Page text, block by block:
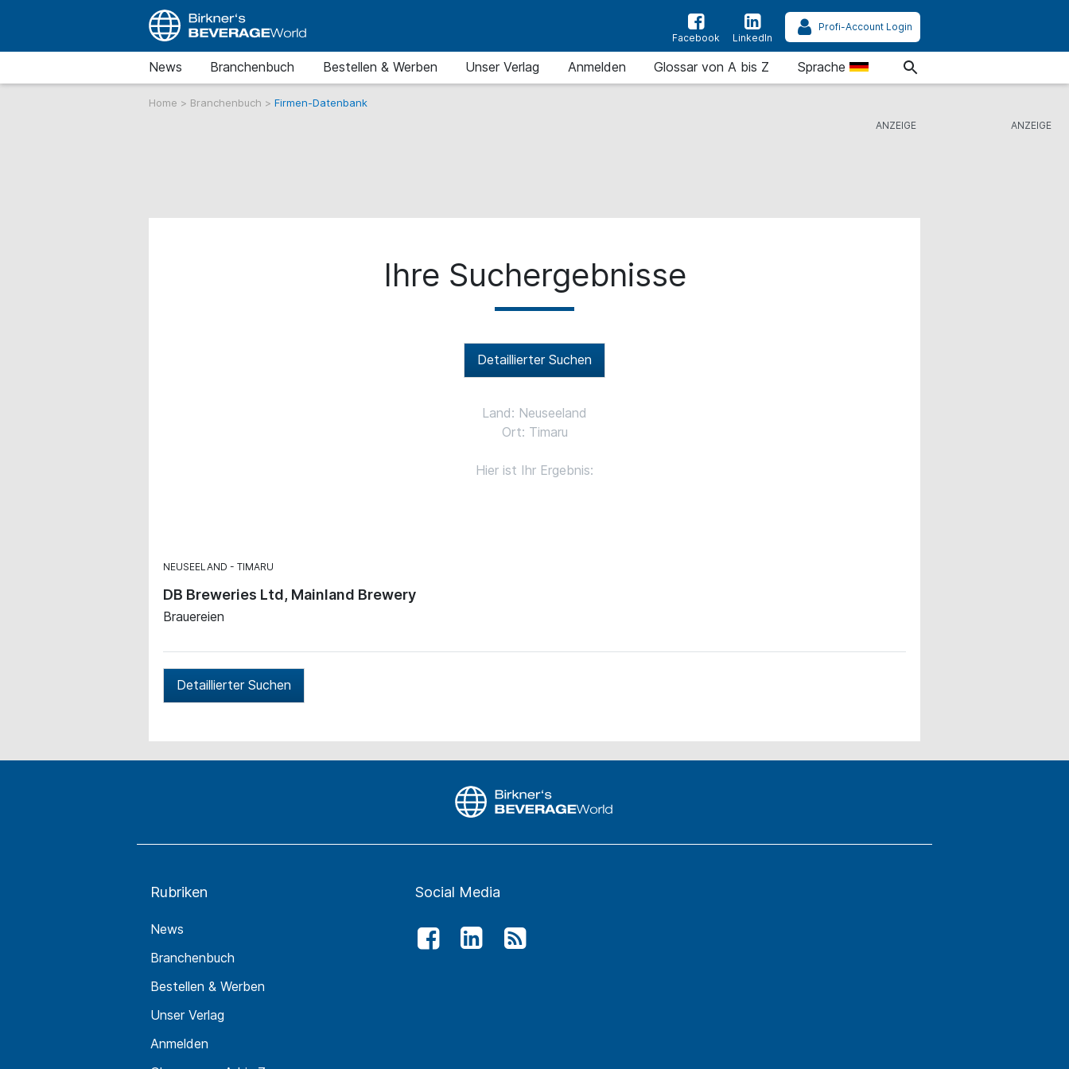
Facebook LinkedIn
Profi-Account Login
News Branchenbuch Bestellen & Werben Unser Verlag Anmelden Glossar von A bis Z Sprache
Home > Branchenbuch > Firmen-Datenbank
Ihre Suchergebnisse
Detaillierter Suchen
Land: Neuseeland
Ort: Timaru
Hier ist Ihr Ergebnis:
NEUSEELAND TIMARU
DB Breweries Ltd, Mainland Brewery
Brauereien
Detaillierter Suchen
Rubriken
News
Branchenbuch
Bestellen & Werben
Unser Verlag
Anmelden
Social Media